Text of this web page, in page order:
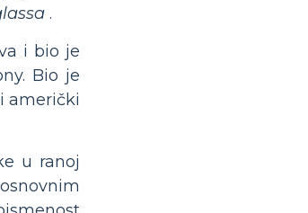
.
i bio je
Bio je
američki
u ranoj